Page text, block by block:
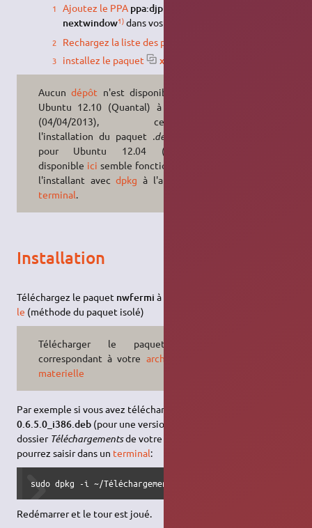
Ajoutez le PPA ppa:djpnewton/xf86-input-
nextwindow1) dans vos sources de logiciels.
Rechargez la liste des paquets
installez le paquet
xf86-input-nextwindow
Aucundépôt n'est disponible pour
Ubuntu 12.10 (Quantal) à ce jour
(04/04/2013), cependant
l'installation du paquet .deb
pour Ubuntu 12.04 (Precise)
disponible ici semble fonctionner en
l'installant avecdpkg à l'aide d'un
terminal.
Installation
Téléchargez le paquet nwfermi à
le (méthode du paquet isolé)
Télécharger le paquet
correspondant à votre architecture
materielle
Par exemple si vous avez téléchargé le paquet
0.6.5.0_i386.deb (pour une version 32 bits donc) dans le
dossier Téléchargementsde votre Dossier Personnel vous
pourrez saisir dans un terminal:
sudo dpkg -i ~/Téléchargements/nwfermi-0.6.5.0_i386.deb
Redémarrer et le tour est joué.